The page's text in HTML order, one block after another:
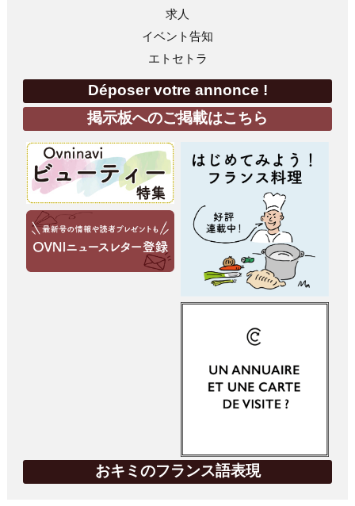
求人
イベント告知
エトセトラ
Déposer votre annonce !
掲示板へのご掲載はこちら
おキミのフランス語表現